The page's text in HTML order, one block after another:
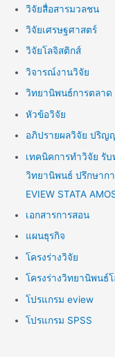
วิจัยสื่อสารมวลชน
วิจัยเศรษฐศาสตร์
วิจัยโลจิสติกส์
วิจารณ์งานวิจัย
วิทยานิพนธ์การตลาด
หัวข้อวิจัย
อภิปรายผลวิจัย ปริญ
เทคนิคการทำวิจัย รั
วิทยานิพนธ์ ปรึกษาก
EVIEW STATA
เอกสารการสอน
แผนธุรกิจ
โครงร่างวิจัย
โครงร่างวิทยานิพนธ์
โปรแกรม eview
โปรแกรม SPSS